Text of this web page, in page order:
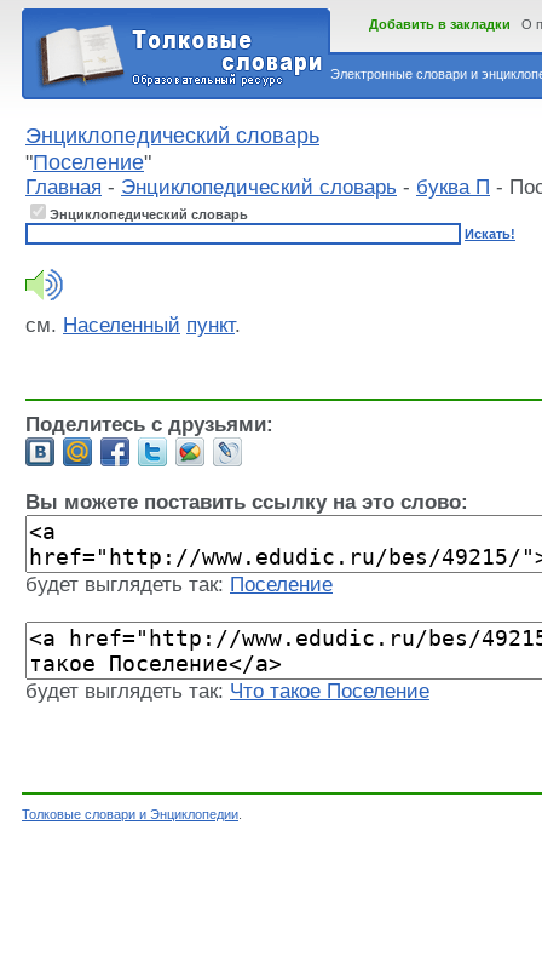
Электронные словари и
Добавить в закладки О
Энциклопедический словарь
"Поселение"
Главная - Энциклопедический словарь - буква П -
Энциклопедический словарь
Искать!
см. Населенный пункт.
Поделитесь с друзьями:
Вы можете поставить ссылку на это слово:
будет выглядеть так: Поселение
будет выглядеть так: Что такое Поселение
Толковые словари и Энциклопедии